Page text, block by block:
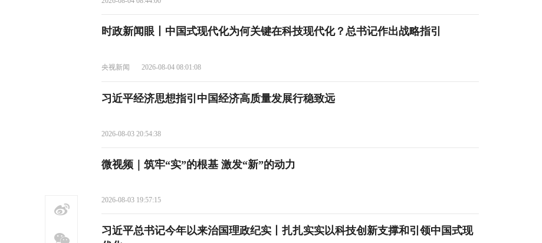
时政新闻眼丨中国式现代化为何关键在科技现代化？总书记作出战略指引
央视新闻 2026-08-04 08:01:08
习近平经济思想指引中国经济高质量发展行稳致远
2026-08-03 20:54:38
微视频｜筑牢“实”的根基 激发“新”的动力
2026-08-03 19:57:15
习近平总书记今年以来治国理政纪实丨扎扎实实以科技创新支撑和引领中国式现